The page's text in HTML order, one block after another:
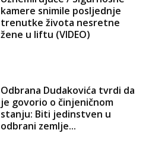
kamere snimile posljednje
trenutke života nesretne
žene u liftu (VIDEO)
Odbrana Dudakovića tvrdi da
je govorio o činjeničnom
stanju: Biti jedinstven u
odbrani zemlje...